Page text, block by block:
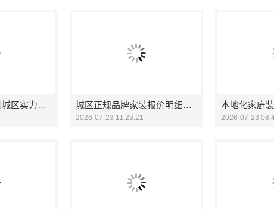
顶派全铝高端定制城区实力商家家庭装修实景案例 城区正规品牌家装报价明细，顶派全铝高端定制透明
2026-07-23 11:23:21 2026-07-23